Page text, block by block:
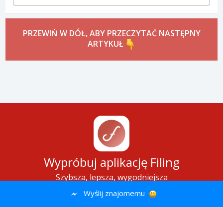
PRZEWIŃ W DÓŁ, ABY PRZECZYTAĆ NASTĘPNY
ARTYKUŁ
Wyślij znajomemu
Wypróbuj aplikację Filing
Szybsza, lepsza, wygodniejsza
GOOGLE PLAY